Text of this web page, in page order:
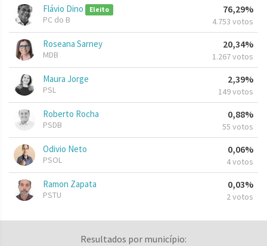
Flávio Dino Eleito
PC do B
76,29%
4.753 votos
Roseana Sarney
MDB
20,34%
1.267 votos
Maura Jorge
PSL
2,39%
149 votos
Roberto Rocha
PSDB
0,88%
55 votos
Odivio Neto
PSOL
0,06%
4 votos
Ramon Zapata
PSTU
0,03%
2 votos
Resultados por município: